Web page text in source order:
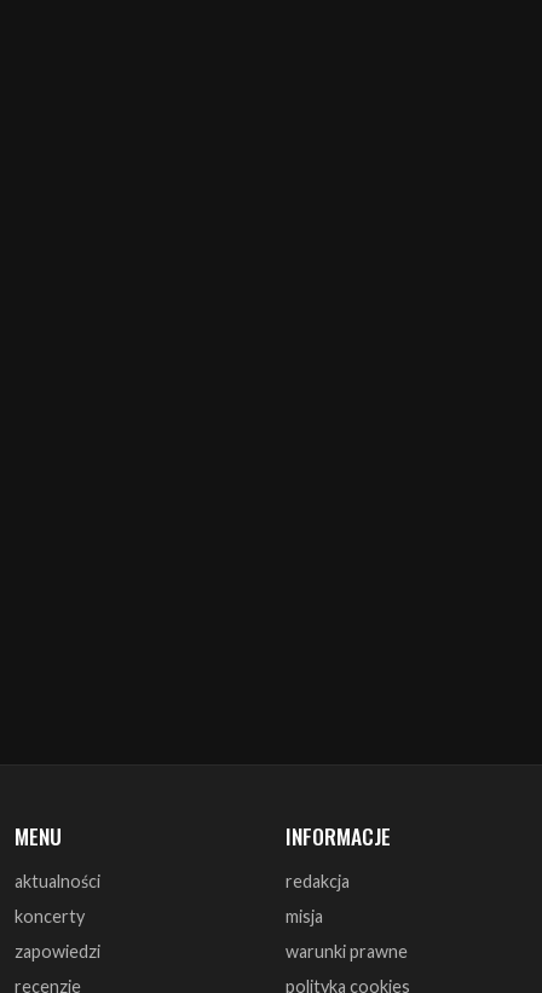
MENU
aktualności
koncerty
zapowiedzi
recenzje
INFORMACJE
redakcja
misja
warunki prawne
polityka cookies